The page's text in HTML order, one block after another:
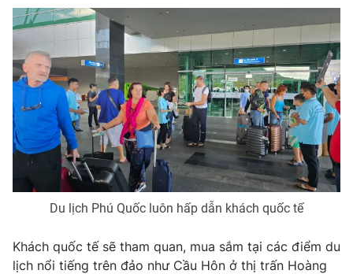
Nhân vật
Khán giả
Giải sao mai
Điện ảnh
Âm nhạc
Sao
Đời sống
Du lịch
Làm đẹp
Chất lượng cuộc sống
Giáo dục
Tuyển sinh
Học trực tuyến
Công nghệ
Hitech Công nghệ tương lai
Sản phẩm
Thị trường
Tư vấn
Giao lưu trực tuyến
Lịch phát sóng
Chuyên mục khác
Du lịch Phú Quốc luôn hấp dẫn khách quốc tế
Khách quốc tế sẽ tham quan, mua sắm tại các điểm du
lịch nổi tiếng trên đảo như Cầu Hôn ở thị trấn Hoàng